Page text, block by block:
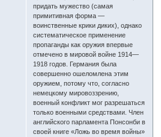
придать мужество (самая
примитивная форма —
воинственные крики диких), однако
систематическое применение
пропаганды как оружия впервые
отмечено в мировой войне 1914—
1918 годов. Германия была
совершенно ошеломлена этим
оружием, потому что, согласно
немецкому мировоззрению,
военный конфликт мог разрешаться
только военными средствами. Член
английского парламента Понсонби в
своей книге «Ложь во время войны»